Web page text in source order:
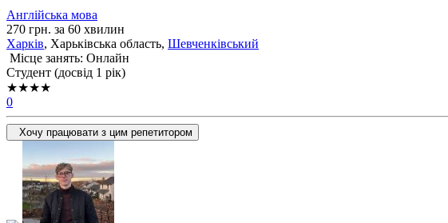
Англійська мова
270 грн. за 60 хвилин
Харків, Харьківська область, Шевченківський
Місце занять: Онлайн
Cтудент (досвід 1 рік)
★★★★
0
Хочу працювати з цим репетитором